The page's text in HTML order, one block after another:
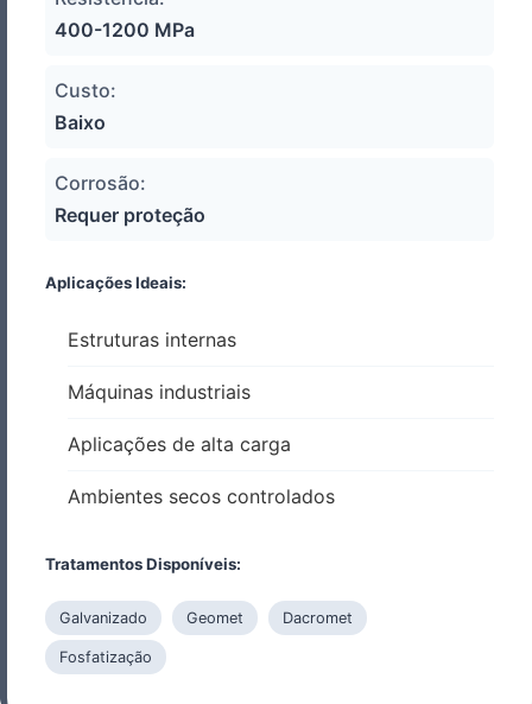
400-1200 MPa
Custo:
Baixo
Corrosão:
Requer proteção
Aplicações Ideais:
Estruturas internas
Máquinas industriais
Aplicações de alta carga
Ambientes secos controlados
Tratamentos Disponíveis:
Galvanizado Geomet Dacromet
Fosfatização